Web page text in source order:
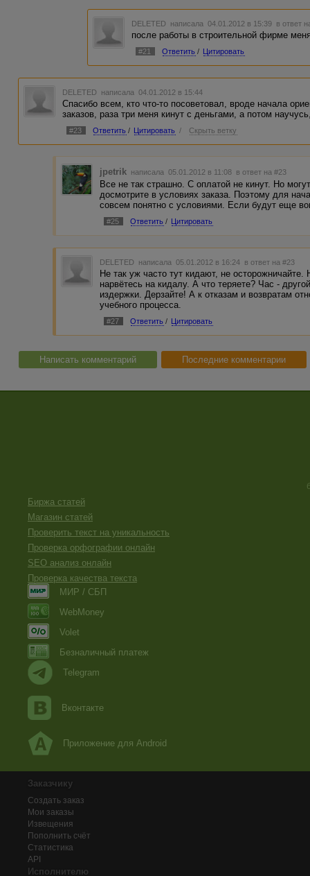
DELETED написала 04.01.2012 в 15:39 в ответ
после работы в строительной фирме
#21 Ответить / Цитировать
DELETED написала 04.01.2012 в 15:44
Спасибо всем, кто что-то посоветовал, вроде начала
заказов, раза три меня кинут с деньгами, а потом
#23 Ответить / Цитировать / Скрыть ветку
jpetrik написала 05.01.2012 в 11:08 в ответ на #23
Все не так страшно. С оплатой не кинут. Но
досмотрите в условиях заказа. Поэтому для
совсем понятно с условиями. Если будут еще
#25 Ответить / Цитировать
DELETED написала 05.01.2012 в 16:24 в ответ на #23
Не так уж часто тут кидают, не
нарвётесь на кидалу. А что теряете? Час -
издержки. Дерзайте! А к отказам и возвратам
учебного процесса.
#27 Ответить / Цитировать
Написать комментарий Последние комментарии
Биржа статей
Магазин статей
Проверить текст на уникальность
Проверка орфографии онлайн
SEO анализ онлайн
Проверка качества текста
МИР / СБП
WebMoney
Volet
Безналичный платеж
Telegram
Вконтакте
Приложение для Android
Заказчику
Создать заказ
Мои заказы
Извещения
Пополнить счёт
Статистика
API
Исполнителю